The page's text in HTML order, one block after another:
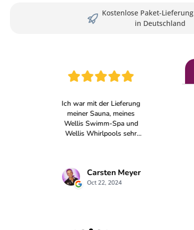
Kostenlose Paket-Lieferung
in Deutschland